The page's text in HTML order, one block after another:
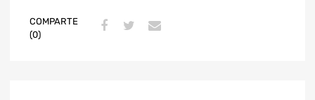
COMPARTE
(0)